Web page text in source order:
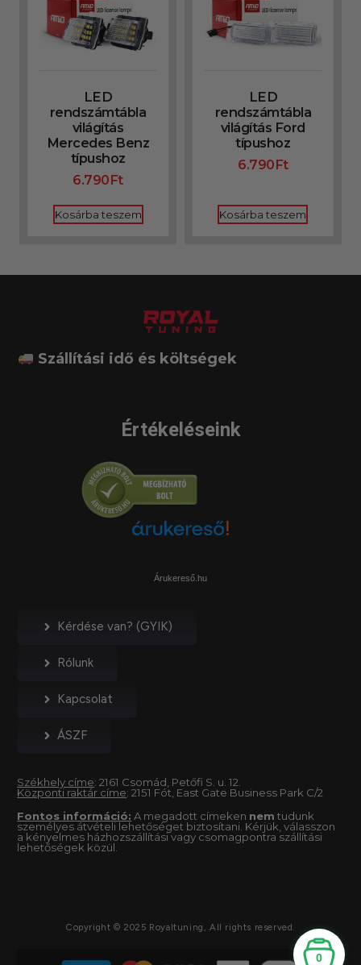
LED
rendszámtábla
világítás
Mercedes Benz
típushoz
6.790Ft
Kosárba teszem
LED
rendszámtábla
világítás Ford
típushoz
6.790Ft
Kosárba teszem
Szállítási idő és költségek
Értékeléseink
Árukereső.hu
Kérdése van? (GYIK)
Rólunk
Kapcsolat
ÁSZF
Székhely címe: 2161 Csomád, Petőfi S. u. 12.
Központi raktár címe: 2151 Fót, East Gate Business Park C/2
Fontos információ: A megadott címeken nem tudunk
személyes átvételi lehetőséget biztosítani. Kérjük, válasszon
a kényelmes házhozszállítási vagy csomagpontra szállítási
lehetőségek közül.
Copyright © 2025 Royaltuning, All rights reserved.
0